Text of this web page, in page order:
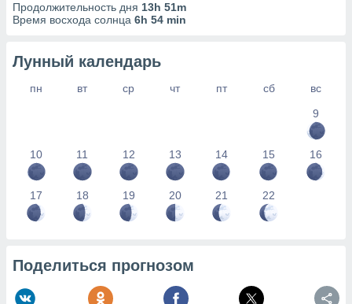
Продолжительность дня 13h 51m
Время восхода солнца 6h 54 min
Лунный календарь
пн вт ср чт пт сб
вс
9
10 11 12 13 14 15 16
17 18 19 20 21 22
Поделиться прогнозом